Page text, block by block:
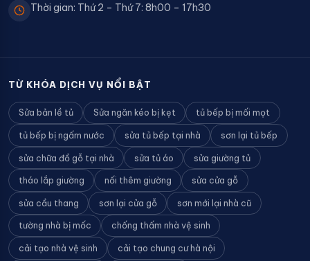
Thời gian: Thứ 2 – Thứ 7: 8h00 – 17h30
TỪ KHÓA DỊCH VỤ NỔI BẬT
Sửa bản lề tủ Sửa ngăn kéo bị kẹt tủ bếp bị mối mọt
tủ bếp bị ngấm nước sửa tủ bếp tại nhà sơn lại tủ bếp
sửa chữa đồ gỗ tại nhà sửa tủ áo sửa giường tủ
tháo lắp giường nối thêm giường sửa cửa gỗ
sửa cầu thang sơn lại cửa gỗ sơn mới lại nhà cũ
tường nhà bị mốc chống thấm nhà vệ sinh
cải tạo nhà vệ sinh cải tạo chung cư hà nội